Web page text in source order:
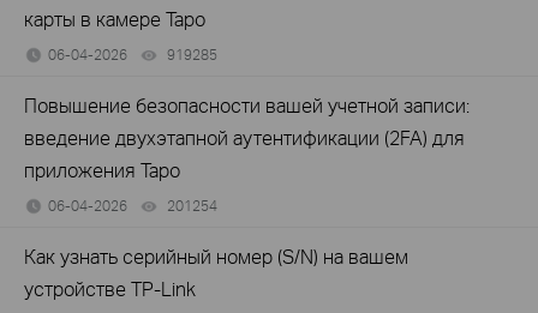
карты в камере Tapo
06-04-2026 919285
Повышение безопасности вашей учетной записи:
введение двухэтапной аутентификации (2FA) для
приложения Tapo
06-04-2026 201254
Как узнать серийный номер (S/N) на вашем
устройстве TP-Link